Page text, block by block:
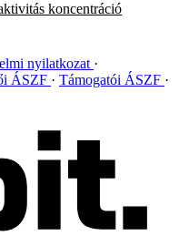
koncentráció
nyilatkozat
ÁSZF
Támogatói ÁSZF